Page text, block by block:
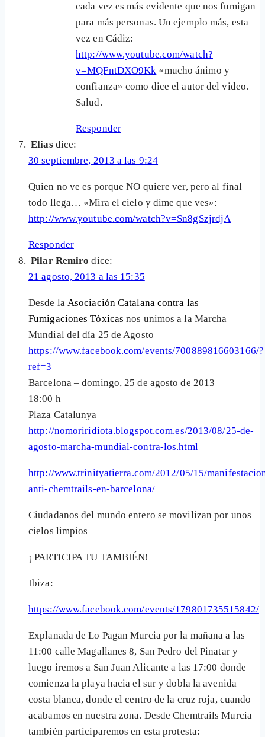
cada vez es más evidente que nos fumigan
para más personas. Un ejemplo más, esta
vez en Cádiz:
http://www.youtube.com/watch?
v=MQFntDXO9Kk «mucho ánimo y
confianza» como dice el autor del video.
Salud.
Responder
Elias dice:
30 septiembre, 2013 a las 9:24
Quien no ve es porque NO quiere ver, pero al final
todo llega… «Mira el cielo y dime que ves»:
http://www.youtube.com/watch?v=Sn8gSzjrdjA
Responder
Pilar Remiro dice:
21 agosto, 2013 a las 15:35
Desde la Asociación Catalana contra las
Fumigaciones Tóxicas nos unimos a la Marcha
Mundial del día 25 de Agosto
https://www.facebook.com/events/700889816603166/?
ref=3
Barcelona – domingo, 25 de agosto de 2013
18:00 h
Plaza Catalunya
http://nomoriridiota.blogspot.com.es/2013/08/25-de-
agosto-marcha-mundial-contra-los.html
http://www.trinityatierra.com/2012/05/15/
anti-chemtrails-en-barcelona/
Ciudadanos del mundo entero se movilizan por unos
cielos limpios
¡ PARTICIPA TU TAMBIÉN!
Ibiza:
https://www.facebook.com/events/179801735515842/
Explanada de Lo Pagan Murcia por la mañana a las
11:00 calle Magallanes 8, San Pedro del Pinatar y
luego iremos a San Juan Alicante a las 17:00 donde
comienza la playa hacia el sur y dobla la avenida
costa blanca, donde el centro de la cruz roja, cuando
acabamos en nuestra zona. Desde Chemtrails Murcia
también participaremos en esta protesta: